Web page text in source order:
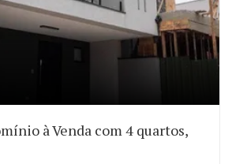
à Venda com 4 quartos,